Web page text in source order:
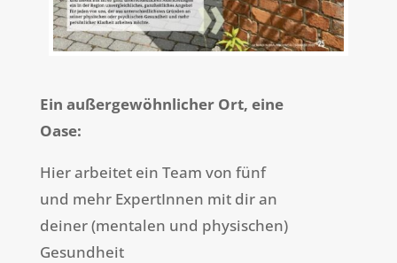
Ein außergewöhnlicher Ort, eine
Oase:
Hier arbeitet ein Team von fünf
und mehr ExpertInnen mit dir an
deiner (mentalen und physischen)
Gesundheit